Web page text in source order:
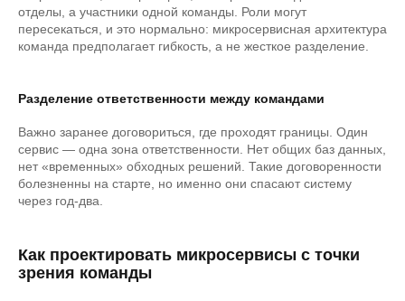
отделы, а участники одной команды. Роли могут
пересекаться, и это нормально: микросервисная архитектура
команда предполагает гибкость, а не жесткое разделение.
Разделение ответственности между командами
Важно заранее договориться, где проходят границы. Один
сервис — одна зона ответственности. Нет общих баз данных,
нет «временных» обходных решений. Такие договоренности
болезненны на старте, но именно они спасают систему
через год-два.
Как проектировать микросервисы с точки
зрения команды